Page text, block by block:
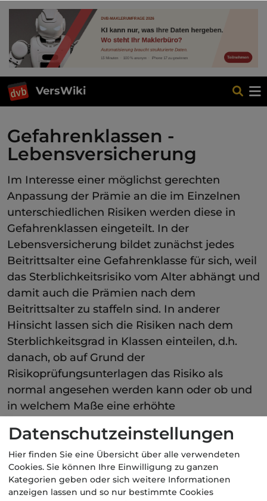
VersWiki
Gefahrenklassen -
Lebensversicherung
Im Interesse einer möglichst gerechten
Anpassung der Prämie an die im Einzelnen
unterschiedlichen Risiken werden diese in
Gefahrenklassen eingeteilt. In der
Lebensversicherung bildet zunächst jedes
Beitrittsalter eine Gefahrenklasse für sich, weil
das Sterblichkeitsrisiko vom Alter abhängt und
damit auch die Prämien nach dem
Beitrittsalter zu staffeln sind. In anderer
Hinsicht lassen sich die Risiken nach dem
Sterblichkeitsgrad in Klassen einteilen, d.h.
danach, ob auf Grund der
Risikoprüfungsunterlagen das Risiko als
normal angesehen werden kann oder ob und
in welchem Maße eine erhöhte
Kategorie: Private Altersversorgung
Datenschutzeinstellungen
Hier finden Sie eine Übersicht über alle verwendeten
Cookies. Sie können Ihre Einwilligung zu ganzen
Kategorien geben oder sich weitere Informationen
anzeigen lassen und so nur bestimmte Cookies